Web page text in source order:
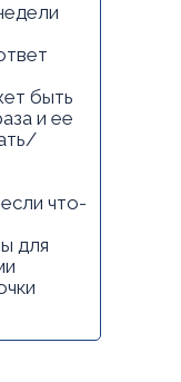
быть
и ее
что-
для